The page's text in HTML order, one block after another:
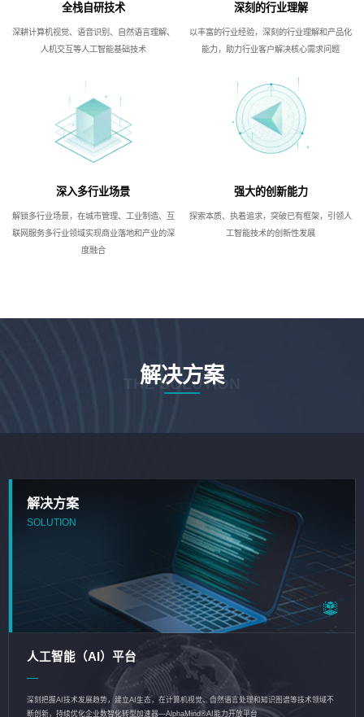
全栈自研技术
深耕计算机视觉、语音识别、自然语言理解、
人机交互等人工智能基础技术
深刻的行业理解
以丰富的行业经验，深刻的行业理解和产品化
能力，助力行业客户解决核心需求问题
深入多行业场景
解锁多行业场景，在城市管理、工业制造、互
联网服务多行业领域实现商业落地和产业的深
度融合
强大的创新能力
探索本质、执着追求，突破已有框架，引领人
工智能技术的创新性发展
解决方案
THE SOLUTION
解决方案
SOLUTION
人工智能（AI）平台
深刻把握AI技术发展趋势，建立AI生态，在计算机视觉、自然语言处理和知识图谱等技术领域不
断创新，持续优化企业数智化转型加速器—AlphaMind®AI能力开放平台